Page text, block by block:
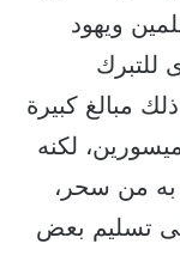
ويهود
مبالغ كبيرة
لكنه
به من سحر،
تسليم بعض